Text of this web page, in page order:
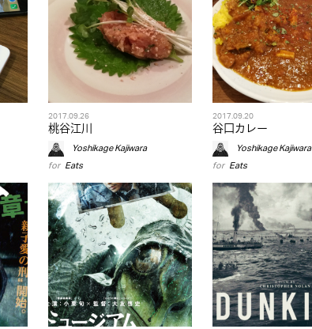
2017.09.26
桃谷江川
Yoshikage Kajiwara
for Eats
2017.09.20
谷口カレー
Yoshikage Kajiwara
for Eats